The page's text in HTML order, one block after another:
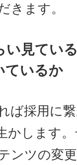
きます。
い見てい
ているか
ば採用に
かします
ンツの変